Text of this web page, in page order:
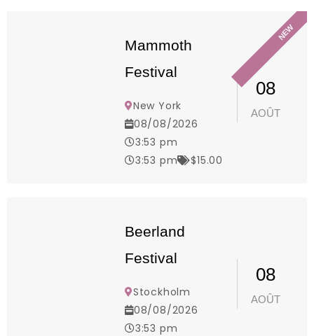
NEW
Mammoth
Festival
New York
08/08/2026
3:53 pm
3:53 pm
$15.00
08
AOÛT
Beerland
Festival
Stockholm
08/08/2026
3:53 pm
08
AOÛT